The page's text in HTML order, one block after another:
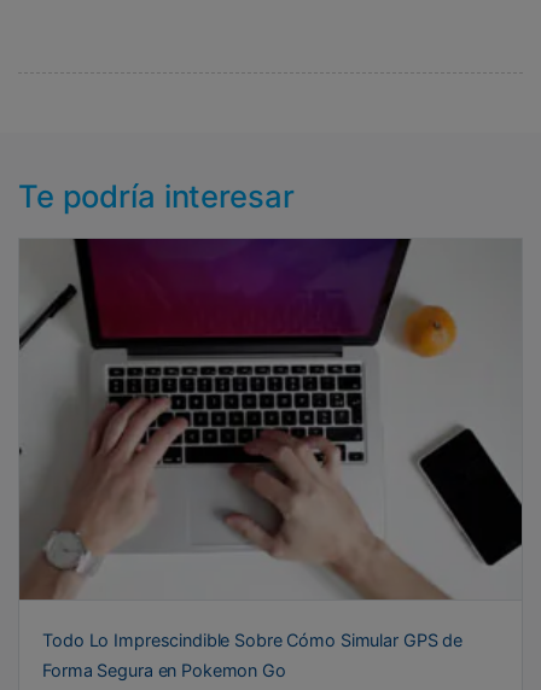
Te podría interesar
Todo Lo Imprescindible Sobre Cómo Simular GPS de
Forma Segura en Pokemon Go